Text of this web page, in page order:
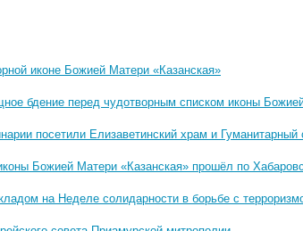
иконе Божией Матери «Казанская»
бдение перед чудотворным списком иконы
посетили Елизаветинский храм и Гуманитарный
Божией Матери «Казанская» прошёл по
на Неделе солидарности в борьбе с